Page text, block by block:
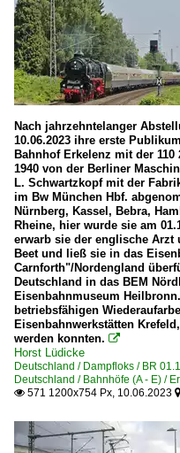
Nach jahrzehntelanger
10.06.2023 ihre erste
Bahnhof Erkelenz mit der
1940 von der Berliner
L. Schwartzkopf mit der
im Bw München Hbf.
Nürnberg, Kassel, Bebra,
Rheine, hier wurde sie am
erwarb sie der englische Arzt
Beet und ließ sie in das
Carnforth"/Nordengland
Deutschland in das BEM
Eisenbahnmuseum
betriebsfähigen
Eisenbahnwerkstätten
werden konnten. 
Horst Lüdicke
Deutschland / Dampfloks / BR
Deutschland / Bahnhöfe (A - E) /
 571 1200x754 Px, 10.06.2023 